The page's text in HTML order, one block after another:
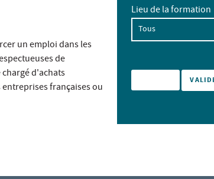
un emploi dans les
de
d'achats
françaises ou
Lieu de la formation